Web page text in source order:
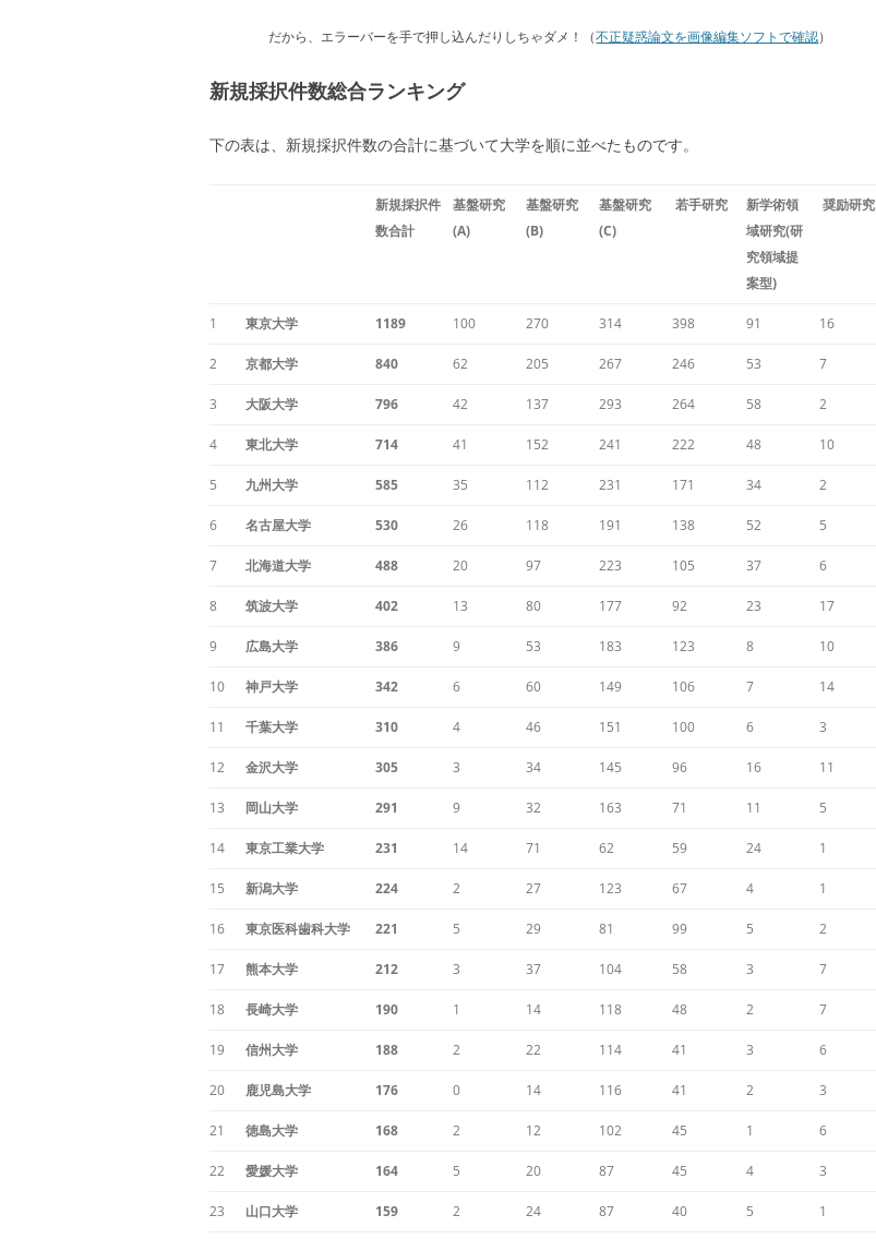
だから、エラーバーを手で押し込んだりしちゃダメ！（不正疑惑論文を画像編集ソフトで確認）
新規採択件数総合ランキング
下の表は、新規採択件数の合計に基づいて大学を順に並べたものです。
新規採択件
数合計
基盤研究
(A)
基盤研究
(B)
基盤研究
(C)
若手研究
新学術領
域研究(研
究領域提
案型)
奨励研究
1 東京大学 1189 100 270 314 398 91 16
2 京都大学 840 62 205 267 246 53 7
3 大阪大学 796 42 137 293 264 58 2
4 東北大学 714 41 152 241 222 48 10
5 九州大学 585 35 112 231 171 34 2
6 名古屋大学 530 26 118 191 138 52 5
7 北海道大学 488 20 97 223 105 37 6
8 筑波大学 402 13 80 177 92 23 17
9 広島大学 386 9 53 183 123 8 10
10 神戸大学 342 6 60 149 106 7 14
11 千葉大学 310 4 46 151 100 6 3
12 金沢大学 305 3 34 145 96 16 11
13 岡山大学 291 9 32 163 71 11 5
14 東京工業大学 231 14 71 62 59 24 1
15 新潟大学 224 2 27 123 67 4 1
16 東京医科歯科大学 221 5 29 81 99 5 2
17 熊本大学 212 3 37 104 58 3 7
18 長崎大学 190 1 14 118 48 2 7
19 信州大学 188 2 22 114 41 3 6
20 鹿児島大学 176 0 14 116 41 2 3
21 徳島大学 168 2 12 102 45 1 6
22 愛媛大学 164 5 20 87 45 4 3
23 山口大学 159 2 24 87 40 5 1